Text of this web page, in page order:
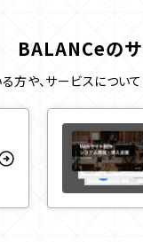
BALANCeの
方や、サービスについ